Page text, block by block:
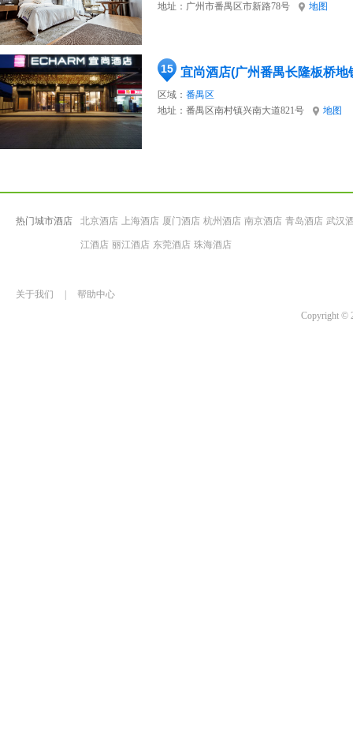
地址： 广州市番禺区市新路78号 地图
15 宜尚酒店(广州番禺长隆板桥地
区域： 番禺区
地址： 番禺区南村镇兴南大道821号 地图
热门城市酒店 北京酒店 上海酒店 厦门酒店 杭州酒店 南京酒店 青岛酒店 武汉
江酒店 丽江酒店 东莞酒店 珠海酒店
关于我们
帮助中心
Copyright ©